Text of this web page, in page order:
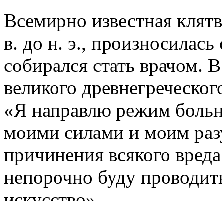
Всемирно известная
в. до н. э.,
собирался стать врачом.
великого
«Я направлю режим
моими силами и моим
причинения всякого
непорочно буду